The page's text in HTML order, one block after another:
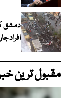
افراد
مقبول ترین